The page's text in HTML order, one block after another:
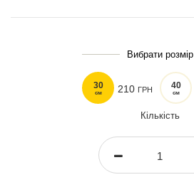
Вибрати розмір
30
см 210 ГРН 40
см
Кількість